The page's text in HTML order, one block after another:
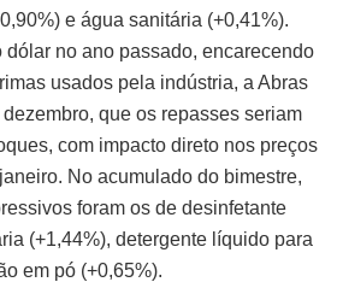
e água sanitária (+0,41%).
no ano passado, encarecendo
usados pela indústria, a Abras
que os repasses seriam
com impacto direto nos preços
No acumulado do bimestre,
foram os de desinfetante
(+1,44%), detergente líquido para
em pó (+0,65%).